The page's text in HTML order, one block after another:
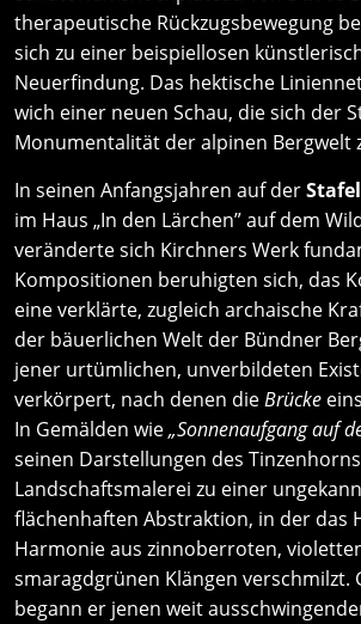
therapeutische Rückzugsbewegung
sich zu einer beispiellosen
Neuerfindung. Das hektische
wich einer neuen Schau, die sich der
Monumentalität der alpinen Bergwelt
In seinen Anfangsjahren auf der
im Haus „In den Lärchen” auf dem
veränderte sich Kirchners Werk
Kompositionen beruhigten sich, das
eine verklärte, zugleich archaische
der bäuerlichen Welt der Bündner
jener urtümlichen, unverbildeten
verkörpert, nach denen dieBrücke
In Gemälden wie„Sonnenaufgang auf
seinen Darstellungen des
Landschaftsmalerei zu einer
flächenhaften Abstraktion, in der das
Harmonie aus zinnoberroten,
smaragdgrünen Klängen verschmilzt.
begann er jenen weit